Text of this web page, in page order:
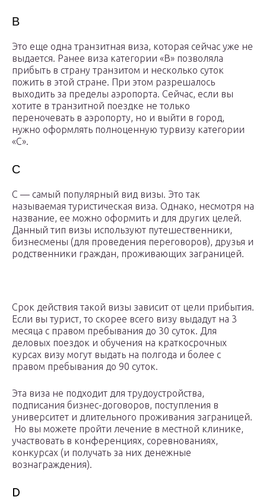
В
Это еще одна транзитная виза, которая сейчас уже не
выдается. Ранее виза категории «В» позволяла
прибыть в страну транзитом и несколько суток
пожить в этой стране. При этом разрешалось
выходить за пределы аэропорта. Сейчас, если вы
хотите в транзитной поездке не только
переночевать в аэропорту, но и выйти в город,
нужно оформлять полноценную турвизу категории
«С».
С
С — самый популярный вид визы. Это так
называемая туристическая виза. Однако, несмотря на
название, ее можно оформить и для других целей.
Данный тип визы используют путешественники,
бизнесмены (для проведения переговоров), друзья и
родственники граждан, проживающих заграницей.
Срок действия такой визы зависит от цели прибытия.
Если вы турист, то скорее всего визу выдадут на 3
месяца с правом пребывания до 30 суток. Для
деловых поездок и обучения на краткосрочных
курсах визу могут выдать на полгода и более с
правом пребывания до 90 суток.
Эта виза не подходит для трудоустройства,
подписания бизнес-договоров, поступления в
университет и длительного проживания заграницей.
Но вы можете пройти лечение в местной клинике,
участвовать в конференциях, соревнованиях,
конкурсах (и получать за них денежные
вознаграждения).
D